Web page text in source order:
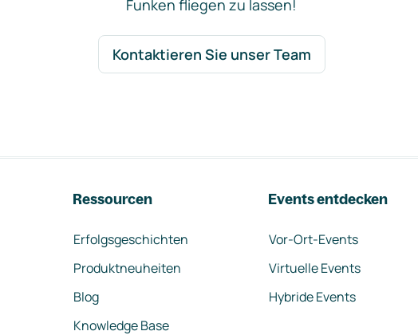
Funken fliegen zu lassen!
Kontaktieren Sie unser Team
Ressourcen
Erfolgsgeschichten
Produktneuheiten
Blog
Knowledge Base
Events entdecken
Vor-Ort-Events
Virtuelle Events
Hybride Events